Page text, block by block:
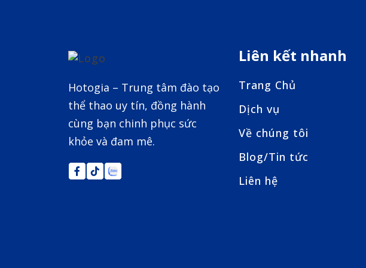
Hotogia – Trung tâm đào tạo
thể thao uy tín, đồng hành
cùng bạn chinh phục sức
khỏe và đam mê.
Liên kết nhanh
Trang Chủ
Dịch vụ
Về chúng tôi
Blog/Tin tức
Liên hệ